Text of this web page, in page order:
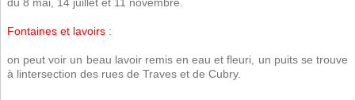
Fontaines et lavoirs:
on peut voir un beau lavoir remis en eau et fleuri, un puits se trouve
à lintersection des rues de Traves et de Cubry.